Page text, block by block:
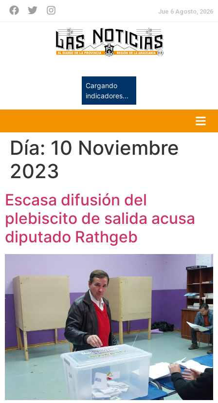
Jue 6 Agosto, 2026
Cargando
indicadores...
Día: 10 Noviembre
2023
Escasa difusión del
plebiscito de salida acusa
diputado Rathgeb